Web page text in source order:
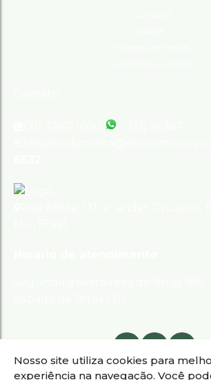
Nosso site utiliza cookies para
experiência na navegação. Você